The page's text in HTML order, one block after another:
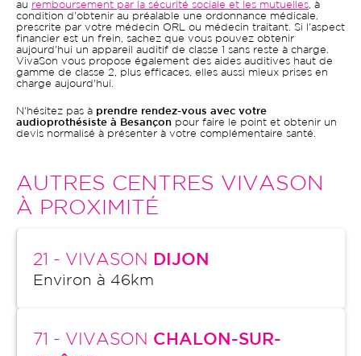
au remboursement par la sécurité sociale et les mutuelles , à
condition d'obtenir au préalable une ordonnance médicale,
prescrite par votre médecin ORL ou médecin traitant. Si l'aspect
financier est un frein, sachez que vous pouvez obtenir
aujourd'hui un appareil auditif de classe 1 sans reste à charge.
VivaSon vous propose également des aides auditives haut de
gamme de classe 2, plus efficaces, elles aussi mieux prises en
charge aujourd'hui.
N'hésitez pas à prendre rendez-vous avec votre
audioprothésiste à Besançon pour faire le point et obtenir un
devis normalisé à présenter à votre complémentaire santé.
AUTRES CENTRES VIVASON
À PROXIMITÉ
21 - VIVASON DIJON
Environ à 46km
71 - VIVASON CHALON-SUR-